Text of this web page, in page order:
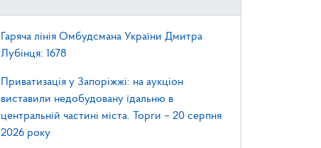
Гаряча лінія Омбудсмана України Дмитра
Лубінця: 1678
Приватизація у Запоріжжі: на аукціон
виставили недобудовану їдальню в
центральній частині міста. Торги – 20 серпня
2026 року